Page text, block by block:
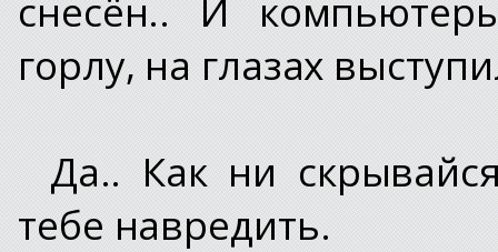
горлу, на глазах
Да.. Как ни
тебе навредить.